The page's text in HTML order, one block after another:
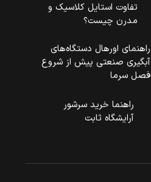
تفاوت استایل کلاسیک و
مدرن چیست؟
راهنمای اورهال دستگاه‌های
آبگیری صنعتی پیش از شروع
فصل سرما
راهنما خرید سرشور
آرایشگاه ثابت